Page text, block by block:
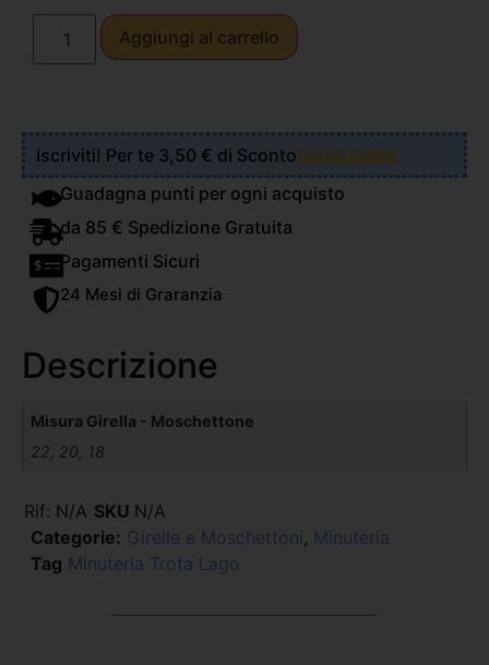
Aggiungi al carrello
Iscriviti! Per te 3,50 € di ScontoScopri Come!
Guadagna punti per ogni acquisto
da 85 € Spedizione Gratuita
Pagamenti Sicuri
24 Mesi di Graranzia
Descrizione
Misura Girella - Moschettone
22, 20, 18
Rif: N/A SKU N/A
Categorie: Girelle e Moschettoni , Minuteria
Tag Minuteria Trota Lago